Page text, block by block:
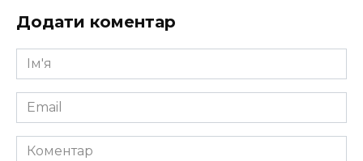
Додати коментар
Ім'я
*
Email
*
Коментар